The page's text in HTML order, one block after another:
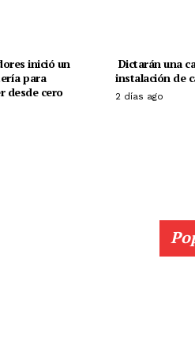
inició un
para
desde cero
Dictarán una
instalación de
2 días ago